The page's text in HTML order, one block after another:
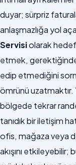
duyar; sürpriz
anlaşmazlığa yol
Servisiolarak
etmek,
edip etmediğini
ömrünü uzatmaktır.
bölgede tekrar
tanıdık bir iletişim
ofis, mağaza veya
akışını